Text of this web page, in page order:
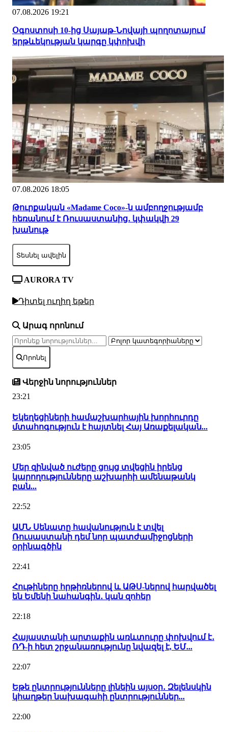
07.08.2026 19:21
Օգոստոսի 10-ից Սայաթ-Նովայի պողոտայում
երթևեկության կարգը կփոխվի
07.08.2026 18:05
Թուրքական «Madame Coco»-ն ամբողջությամբ
հեռանում է Ռուսաստանից․ կփակվի 29
խանութ
Տեսնել ավելին
AURORA TV
Դիտել ուղիղ եթեր
Արագ որոնում
Որոնել
Վերջին նորություններ
23:21
Եկեղեցիների համաշխարհային խորհուրդը
մտահոգություն է հայտնել Հայ Առաքելական...
23:05
Մեր զինված ուժերը ցույց տվեցին իրենց
կարողությունները աշխարհի ամենաթանկ
բան...
22:52
ԱՄՆ Սենատը հավանություն է տվել
Ռուսաստանի դեմ նոր պատժամիջոցների
օրինագծին
22:41
Հութիները հրթիռներով և ԱԹՍ-ներով հարվածել
են Եմենի նահանգին․ կան զոհեր
22:18
Հայաստանի արտաքին առևտուրը փոխվում է․
ՌԴ-ի հետ շրջանառությունը նվազել է, ԵՄ...
22:07
Եթե ընտրությունները լինեին այսօր․ Զելենսկին
կհաղթեր նախագահի ընտրություններ...
22:00